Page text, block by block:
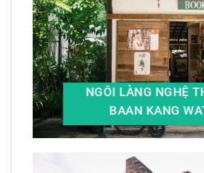
NGÔI LÀNG NGHỆ
BAAN KANG